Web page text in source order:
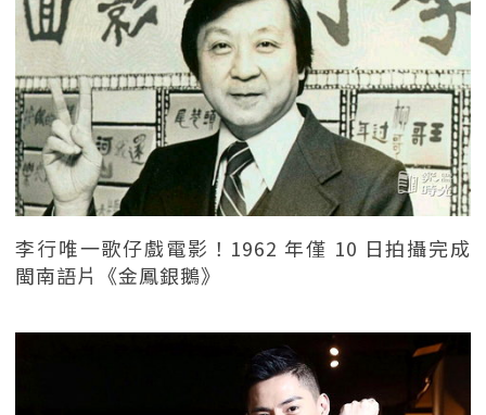
李行唯一歌仔戲電影！1962 年僅 10 日拍攝完成
閩南語片《金鳳銀鵝》